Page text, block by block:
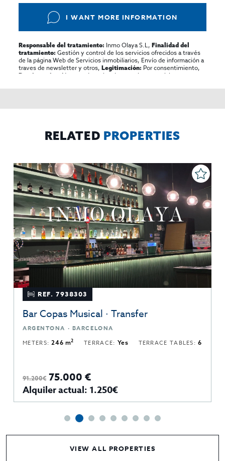
I WANT MORE INFORMATION
Responsable del tratamiento: Inmo Olaya S.L,Finalidad del
tratamiento: Gestión y control de los servicios ofrecidos a través
de la página Web de Servicios inmobiliarios, Envío de información a
traves de newsletter y otros,Legitimación: Por consentimiento,
Destinatarios:
No se cederan los datos, salvo para elaborar
rectificar y suprimir los datos, solicitar la portabilidad de los
RELATED PROPERTIES
REF. 7938303
Bar Copas Musical · Transfer
ARGENTONA · BARCELONA
METERS:246 m2 TERRACE: Yes TERRACE TABLES:6
91.200€ 75.000 €
Alquiler actual: 1.250€
VIEW ALL PROPERTIES